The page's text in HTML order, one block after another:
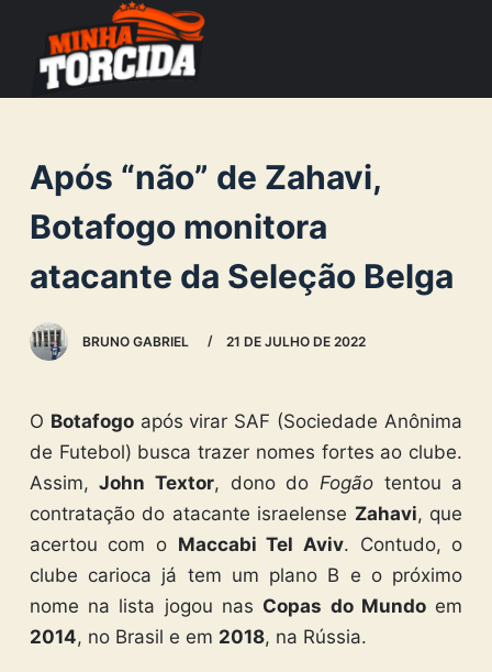
o
c
o
n
e
Após “não” de Zahavi,
Botafogo monitora
atacante da Seleção Belga
BRUNO GABRIEL 21 DE JULHO DE 2022
O Botafogoapós virar SAF (Sociedade Anônima
de Futebol) busca trazer nomes fortes ao clube.
Assim,John Textor, dono do Fogãotentou a
contratação do atacante israelense Zahavi, que
acertou com o Maccabi Tel Aviv. Contudo, o
clube carioca já tem um plano B e o próximo
nome na lista jogou nas Copas do Mundoem
2014, no Brasil e em 2018, na Rússia.